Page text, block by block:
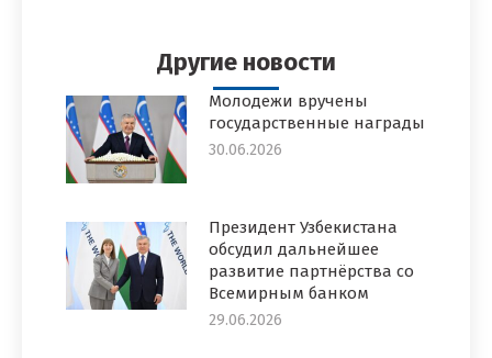
Другие новости
Молодежи вручены
государственные награды
30.06.2026
Президент Узбекистана
обсудил дальнейшее
развитие партнёрства со
Всемирным банком
29.06.2026